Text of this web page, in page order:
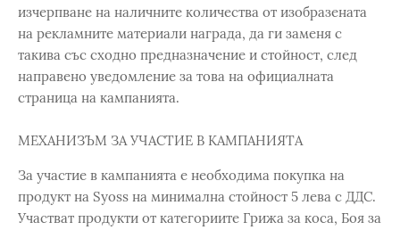
изчерпване на наличните количества от изобразената
на рекламните материали награда, да ги заменя с
такива със сходно предназначение и стойност, след
направено уведомление за това на официалната
страница на кампанията.
МЕХАНИЗЪМ ЗА УЧАСТИЕ В КАМПАНИЯТА
За участие в кампанията е необходима покупка на
продукт на Syoss на минимална стойност 5 лева с ДДС.
Участват продукти от категориите Грижа за коса, Боя за